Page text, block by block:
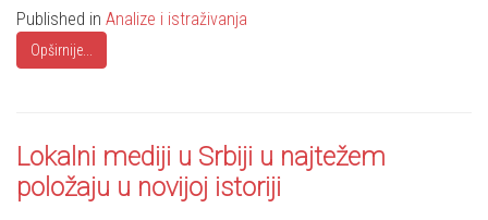
Published in Analize i istraživanja
Opširnije...
Lokalni mediji u Srbiji u najtežem
položaju u novijoj istoriji